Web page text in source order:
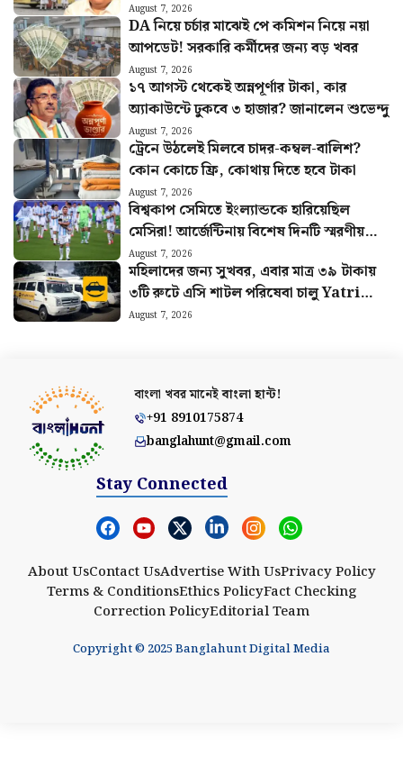
August 7, 2026
DA নিয়ে চর্চার মাঝেই পে কমিশন নিয়ে নয়া
আপডেট! সরকারি কর্মীদের জন্য বড় খবর
August 7, 2026
১৭ আগস্ট থেকেই অন্নপূর্ণার টাকা, কার
অ্যাকাউন্টে ঢুকবে ৩ হাজার? জানালেন শুভেন্দু
August 7, 2026
ট্রেনে উঠলেই মিলবে চাদর-কম্বল-বালিশ?
কোন কোচে ফ্রি, কোথায় দিতে হবে টাকা
August 7, 2026
বিশ্বকাপ সেমিতে ইংল্যান্ডকে হারিয়েছিল
মেসিরা! আর্জেন্টিনায় বিশেষ দিনটি স্মরণীয়
করে রাখতে নেওয়া হলো বড় উদ্যোগ
August 7, 2026
মহিলাদের জন্য সুখবর, এবার মাত্র ৩৯ টাকায়
৩টি রুটে এসি শাটল পরিষেবা চালু Yatri
Sathi-র
August 7, 2026
বাংলা খবর মানেইবাংলা হান্ট!
+91 8910175874
banglahunt@gmail.com
Stay Connected
About UsContact UsAdvertise With UsPrivacy Policy
Terms & ConditionsEthics PolicyFact Checking
Correction PolicyEditorial Team
Copyright © 2025 Banglahunt Digital Media